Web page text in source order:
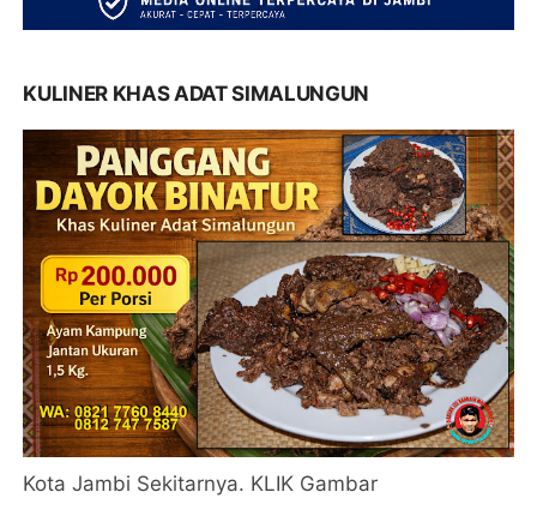
KULINER KHAS ADAT SIMALUNGUN
Kota Jambi Sekitarnya. KLIK Gambar